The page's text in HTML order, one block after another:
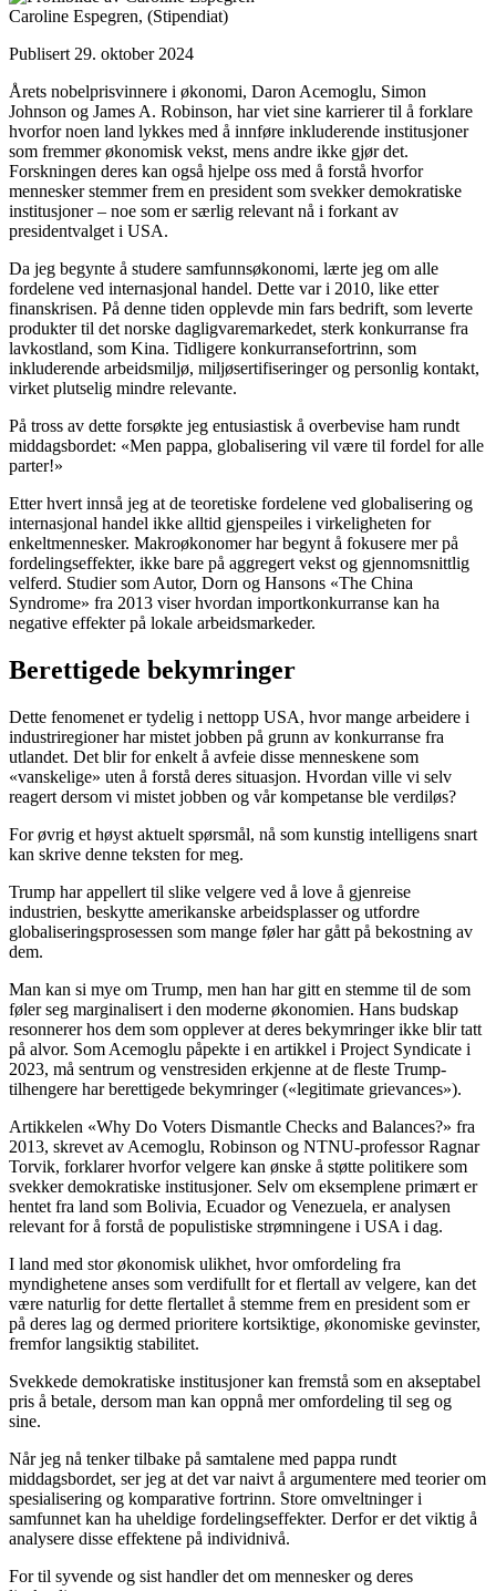
Caroline Espegren, (Stipendiat)
Publisert 29. oktober 2024
Årets nobelprisvinnere i økonomi, Daron Acemoglu, Simon
Johnson og James A. Robinson, har viet sine karrierer til å forklare
hvorfor noen land lykkes med å innføre inkluderende institusjoner
som fremmer økonomisk vekst, mens andre ikke gjør det.
Forskningen deres kan også hjelpe oss med å forstå hvorfor
mennesker stemmer frem en president som svekker demokratiske
institusjoner – noe som er særlig relevant nå i forkant av
presidentvalget i USA.
Da jeg begynte å studere samfunnsøkonomi, lærte jeg om alle
fordelene ved internasjonal handel. Dette var i 2010, like etter
finanskrisen. På denne tiden opplevde min fars bedrift, som leverte
produkter til det norske dagligvaremarkedet, sterk konkurranse fra
lavkostland, som Kina. Tidligere konkurransefortrinn, som
inkluderende arbeidsmiljø, miljøsertifiseringer og personlig kontakt,
virket plutselig mindre relevante.
På tross av dette forsøkte jeg entusiastisk å overbevise ham rundt
middagsbordet: «Men pappa, globalisering vil være til fordel for alle
parter!»
Etter hvert innså jeg at de teoretiske fordelene ved globalisering og
internasjonal handel ikke alltid gjenspeiles i virkeligheten for
enkeltmennesker. Makroøkonomer har begynt å fokusere mer på
fordelingseffekter, ikke bare på aggregert vekst og gjennomsnittlig
velferd. Studier som Autor, Dorn og Hansons «The China
Syndrome» fra 2013 viser hvordan importkonkurranse kan ha
negative effekter på lokale arbeidsmarkeder.
Berettigede bekymringer
Dette fenomenet er tydelig i nettopp USA, hvor mange arbeidere i
industriregioner har mistet jobben på grunn av konkurranse fra
utlandet. Det blir for enkelt å avfeie disse menneskene som
«vanskelige» uten å forstå deres situasjon. Hvordan ville vi selv
reagert dersom vi mistet jobben og vår kompetanse ble verdiløs?
For øvrig et høyst aktuelt spørsmål, nå som kunstig intelligens snart
kan skrive denne teksten for meg.
Trump har appellert til slike velgere ved å love å gjenreise
industrien, beskytte amerikanske arbeidsplasser og utfordre
globaliseringsprosessen som mange føler har gått på bekostning av
dem.
Man kan si mye om Trump, men han har gitt en stemme til de som
føler seg marginalisert i den moderne økonomien. Hans budskap
resonnerer hos dem som opplever at deres bekymringer ikke blir tatt
på alvor. Som Acemoglu påpekte i en artikkel i Project Syndicate i
2023, må sentrum og venstresiden erkjenne at de fleste Trump-
tilhengere har berettigede bekymringer («legitimate grievances»).
Artikkelen «Why Do Voters Dismantle Checks and Balances?» fra
2013, skrevet av Acemoglu, Robinson og NTNU-professor Ragnar
Torvik, forklarer hvorfor velgere kan ønske å støtte politikere som
svekker demokratiske institusjoner. Selv om eksemplene primært er
hentet fra land som Bolivia, Ecuador og Venezuela, er analysen
relevant for å forstå de populistiske strømningene i USA i dag.
I land med stor økonomisk ulikhet, hvor omfordeling fra
myndighetene anses som verdifullt for et flertall av velgere, kan det
være naturlig for dette flertallet å stemme frem en president som er
på deres lag og dermed prioritere kortsiktige, økonomiske gevinster,
fremfor langsiktig stabilitet.
Svekkede demokratiske institusjoner kan fremstå som en akseptabel
pris å betale, dersom man kan oppnå mer omfordeling til seg og
sine.
Når jeg nå tenker tilbake på samtalene med pappa rundt
middagsbordet, ser jeg at det var naivt å argumentere med teorier om
spesialisering og komparative fortrinn. Store omveltninger i
samfunnet kan ha uheldige fordelingseffekter. Derfor er det viktig å
analysere disse effektene på individnivå.
For til syvende og sist handler det om mennesker og deres